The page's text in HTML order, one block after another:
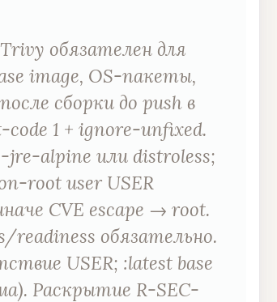
обязателен для
image, OS-пакеты,
сборки до push в
1 + ignore-unfixed.
jre-alpine или distroless;
root user USER
CVE escape → root.
readiness обязательно.
USER; :latest base
Раскрытие R-SEC-